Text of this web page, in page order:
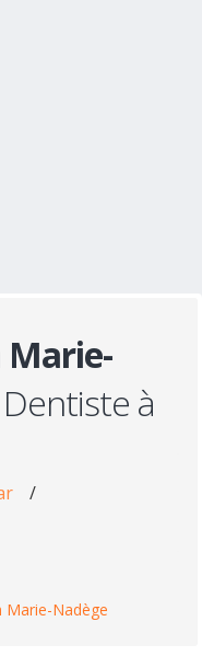
Marie-
à
/
Marie-Nadège